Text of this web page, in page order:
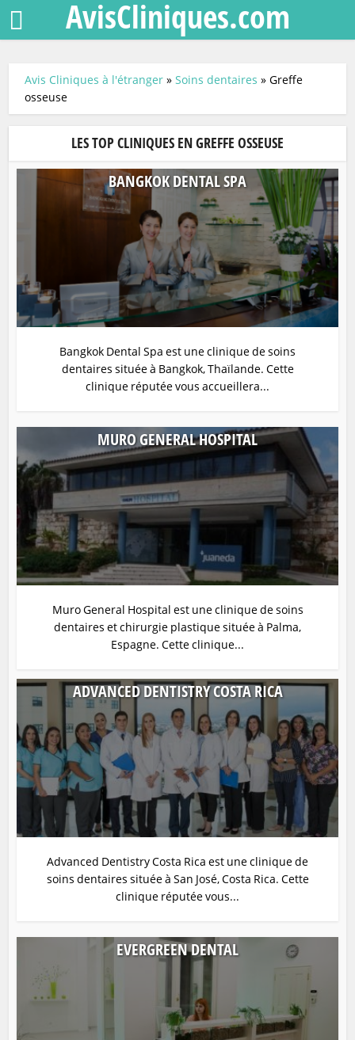
AvisCliniques.com
Avis Cliniques à l'étranger »Soins dentaires »Greffe
osseuse
LES TOP CLINIQUES EN GREFFE OSSEUSE
BANGKOK DENTAL SPA
Bangkok Dental Spa est une clinique de soins
dentaires située à Bangkok, Thaïlande. Cette
clinique réputée vous accueillera...
MURO GENERAL HOSPITAL
Muro General Hospital est une clinique de soins
dentaires et chirurgie plastique située à Palma,
Espagne. Cette clinique...
ADVANCED DENTISTRY COSTA RICA
Advanced Dentistry Costa Rica est une clinique de
soins dentaires située à San José, Costa Rica. Cette
clinique réputée vous...
EVERGREEN DENTAL